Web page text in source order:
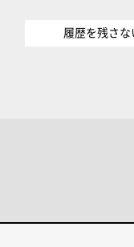
履歴を残さな